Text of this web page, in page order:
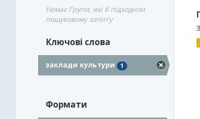
Немає Групи, які б підходили
пошуковому запиту
Ключові слова
заклади культури 1
Формати